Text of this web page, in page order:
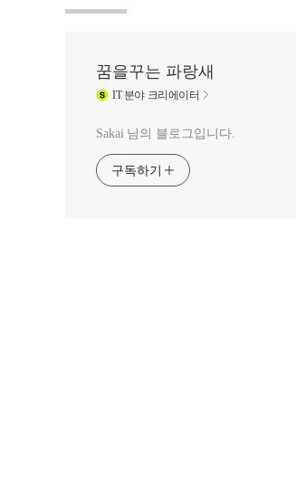
꿈을꾸는 파랑새
IT분야 크리에이터
Sakai 님의 블로그입니다.
구독하기